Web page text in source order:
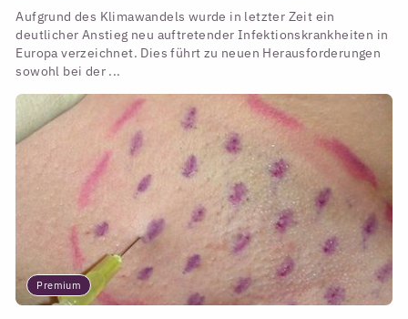
Aufgrund des Klimawandels wurde in letzter Zeit ein
deutlicher Anstieg neu auftretender Infektionskrankheiten in
Europa verzeichnet. Dies führt zu neuen Herausforderungen
sowohl bei der ...
Premium